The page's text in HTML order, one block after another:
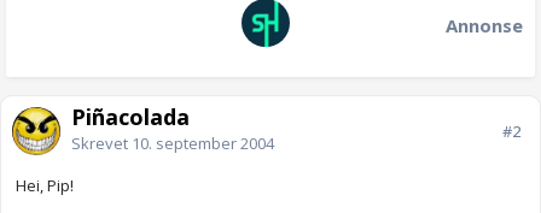
Annonse
Piñacolada
Skrevet 10. september 2004
#2
Hei, Pip!